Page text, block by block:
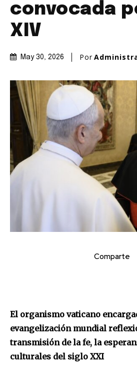
convocada
XIV
May 30, 2026 Por
Comparte
El organismo vaticano
evangelización mundial
transmisión de la fe, la
culturales del siglo XXI